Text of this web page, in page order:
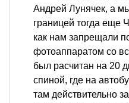
Андрей Лунячек, а
границей тогда еще
как нам запрещали
фотоаппаратом со
был расчитан на 20
спиной, где на
там действительно